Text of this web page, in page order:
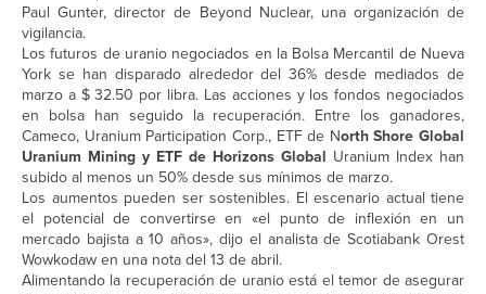
Paul Gunter, director de Beyond Nuclear, una organización de
vigilancia.
Los futuros de uranio negociados en la Bolsa Mercantil de Nueva
York se han disparado alrededor del 36% desde mediados de
marzo a $ 32.50 por libra. Las acciones y los fondos negociados
en bolsa han seguido la recuperación. Entre los ganadores,
Cameco, Uranium Participation Corp., ETF de North Shore Global
Uranium Mining y ETF de Horizons Global Uranium Index han
subido al menos un 50% desde sus mínimos de marzo.
Los aumentos pueden ser sostenibles. El escenario actual tiene
el potencial de convertirse en «el punto de inflexión en un
mercado bajista a 10 años», dijo el analista de Scotiabank Orest
Wowkodaw en una nota del 13 de abril.
Alimentando la recuperación de uranio está el temor de asegurar